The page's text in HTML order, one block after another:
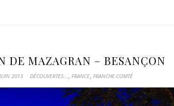
DE MAZAGRAN – BESANÇON
2013 DÉCOUVERTES..., FRANCE, FRANCHE-COMTÉ